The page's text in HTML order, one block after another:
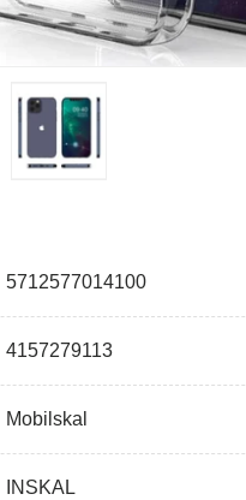
5712577014100
4157279113
Mobilskal
INSKAL